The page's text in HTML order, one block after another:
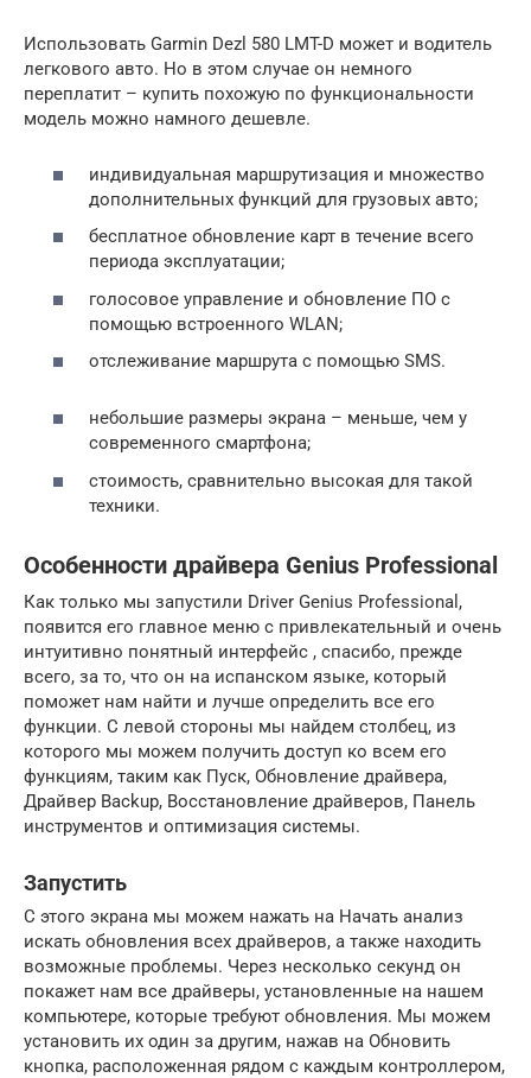
Использовать Garmin Dezl 580 LMT-D может и водитель
легкового авто. Но в этом случае он немного
переплатит – купить похожую по функциональности
модель можно намного дешевле.
индивидуальная маршрутизация и множество
дополнительных функций для грузовых авто;
бесплатное обновление карт в течение всего
периода эксплуатации;
голосовое управление и обновление ПО с
помощью встроенного WLAN;
отслеживание маршрута с помощью SMS.
небольшие размеры экрана – меньше, чем у
современного смартфона;
стоимость, сравнительно высокая для такой
техники.
Особенности драйвера Genius Professional
Как только мы запустили Driver Genius Professional,
появится его главное меню с привлекательный и очень
интуитивно понятный интерфейс , спасибо, прежде
всего, за то, что он на испанском языке, который
поможет нам найти и лучше определить все его
функции. С левой стороны мы найдем столбец, из
которого мы можем получить доступ ко всем его
функциям, таким как Пуск, Обновление драйвера,
Драйвер Backup, Восстановление драйверов, Панель
инструментов и оптимизация системы.
Запустить
С этого экрана мы можем нажать на Начать анализ
искать обновления всех драйверов, а также находить
возможные проблемы. Через несколько секунд он
покажет нам все драйверы, установленные на нашем
компьютере, которые требуют обновления. Мы можем
установить их один за другим, нажав на Обновить
кнопка, расположенная рядом с каждым контроллером,